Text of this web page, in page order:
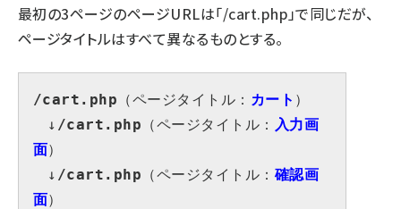
最初の3ページのページURLは「/cart.php」で同じだが、
ページタイトルはすべて異なるものとする。
/cart.php （ページタイトル： カート ）
↓ /cart.php （ページタイトル： 入力画
面）
↓ /cart.php （ページタイトル： 確認画
面）